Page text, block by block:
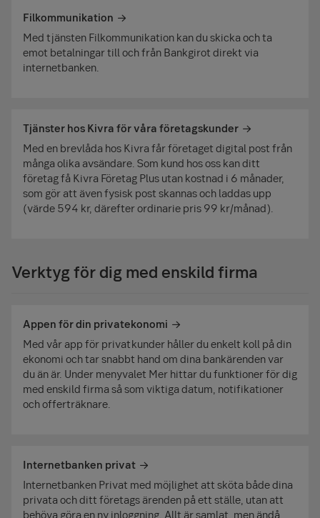
Filkommunikation
Med tjänsten Filkommunikation kan du skicka och ta
emot betalningar till och från Bankgirot direkt via
internetbanken.
Tjänster hos Kivra för våra företagskunder
Med en brevlåda hos Kivra får företaget digital post från
många olika avsändare. Som kund hos oss kan ditt
företag få Kivra Företag Plus utan kostnad i 6 månader,
som gör att även fysisk post skannas och laddas upp
(värde 594 kr, därefter ordinarie pris 99 kr/månad).
Verktyg för dig med enskild firma
Appen för din privatekonomi
Med vår app för privatkunder håller du enkelt koll på din
ekonomi och tar snabbt hand om dina bankärenden var
du än är. Under menyvalet Mer hittar du funktioner för dig
med enskild firma så som viktiga datum, notifikationer
och offerträknare.
Internetbanken privat
Internetbanken Privat med möjlighet att sköta både dina
privata och ditt företags ärenden på ett ställe, utan att
behöva göra en ny inloggning. Allt är samlat, men ändå